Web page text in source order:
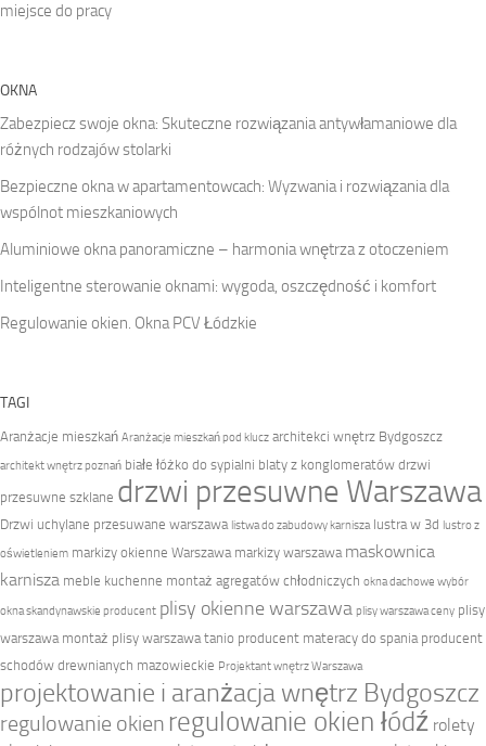
miejsce do pracy
OKNA
Zabezpiecz swoje okna: Skuteczne rozwiązania antywłamaniowe dla
różnych rodzajów stolarki
Bezpieczne okna w apartamentowcach: Wyzwania i rozwiązania dla
wspólnot mieszkaniowych
Aluminiowe okna panoramiczne – harmonia wnętrza z otoczeniem
Inteligentne sterowanie oknami: wygoda, oszczędność i komfort
Regulowanie okien. Okna PCV Łódzkie
TAGI
Aranżacje mieszkań Aranżacje mieszkań pod klucz architekci wnętrz Bydgoszcz
architekt wnętrz poznań białe łóżko do sypialni blaty z konglomeratów drzwi
przesuwne szklane drzwi przesuwne Warszawa
Drzwi uchylane przesuwane warszawa listwa do zabudowy karnisza lustra w 3d lustro z
oświetleniem markizy okienne Warszawa markizy warszawa maskownica
karnisza meble kuchenne montaż agregatów chłodniczych okna dachowe wybór
okna skandynawskie producent plisy okienne warszawa plisy warszawa ceny plisy
warszawa montaż plisy warszawa tanio producent materacy do spania producent
schodów drewnianych mazowieckie Projektant wnętrz Warszawa
projektowanie i aranżacja wnętrz Bydgoszcz
regulowanie okien regulowanie okien łódź rolety